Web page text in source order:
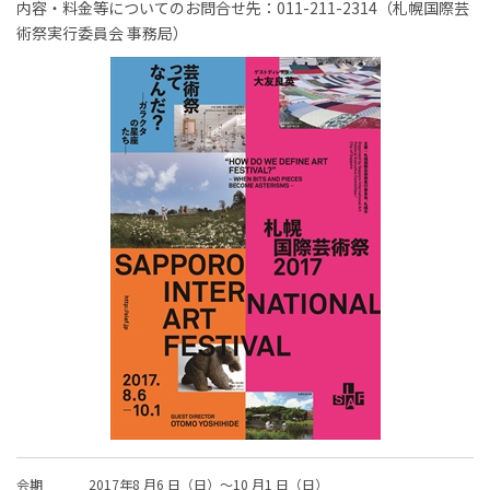
内容・料金等についてのお問合せ先： 011-211-2314（札幌国際芸
術祭実行委員会 事務局）
会期 2017年8 月6 日（日）～10 月1 日（日）